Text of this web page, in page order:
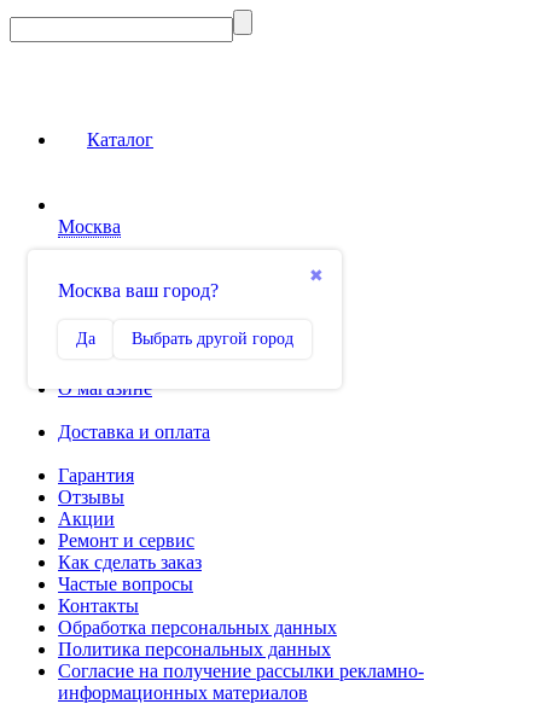
Каталог
Москва
✖
Москва ваш город?
Да Выбрать другой город
0
Избранное
О магазине
Доставка и оплата
Гарантия
Отзывы
Акции
Ремонт и сервис
Как сделать заказ
Частые вопросы
Контакты
Обработка персональных данных
Политика персональных данных
Согласие на получение рассылки рекламно-
информационных материалов